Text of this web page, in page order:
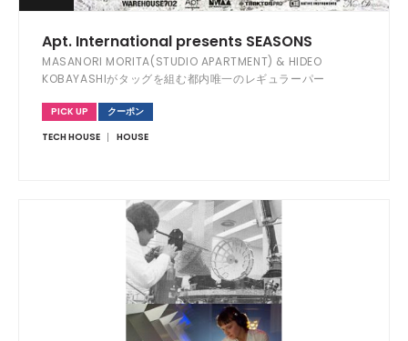
Apt. International presents SEASONS
MASANORI MORITA(STUDIO APARTMENT) & HIDEO
KOBAYASHIがタッグを組む都内唯一のレギュラーパー
PICK UP
クーポン
TECH HOUSE
HOUSE